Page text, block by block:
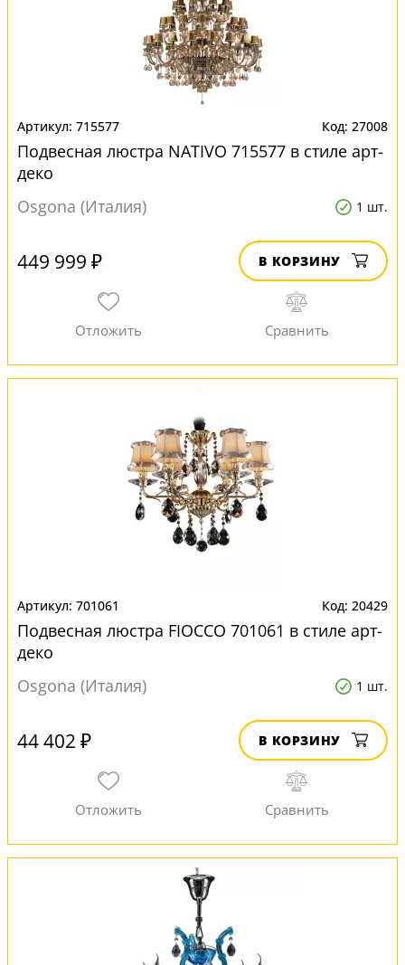
715577 27008
Подвесная люстра NATIVO 715577 в стиле арт-
деко
Osgona (Италия)
1 шт.
449 999 ₽ В КОРЗИНУ
701061 20429
Подвесная люстра FIOCCO 701061 в стиле арт-
деко
Osgona (Италия)
1 шт.
44 402 ₽ В КОРЗИНУ